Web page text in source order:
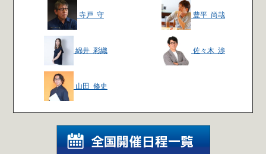
寺戸 守 豊平 尚哉
綿井 彩織 佐々木 渉
山田 修史